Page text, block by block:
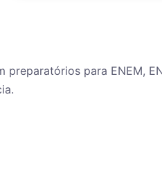
preparatórios para ENEM,